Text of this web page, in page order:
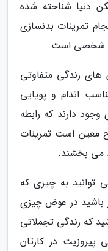
دنیا شناخته شده
تمرینات بدنسازی
شخصی است.
های زندگی متفاوتی
اندام و پویایی
دارند که رابطه
معین است تمرینات
می بخشند.
توانید به چیزی که
باشید در عوض چیزی
که زندگی تجملاتی
پیروزیت در کارتان